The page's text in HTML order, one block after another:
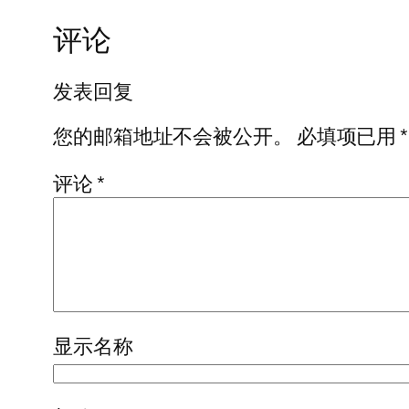
评论
发表回复
您的邮箱地址不会被公开。
必填项已用*
评论*
显示名称